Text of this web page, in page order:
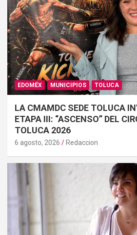
EDOMÉX MUNICIPIOS TOLUCA
LA CMAMDC SEDE TOLUCA
ETAPA III: “ASCENSO” DEL
TOLUCA 2026
6 agosto, 2026 Redaccion